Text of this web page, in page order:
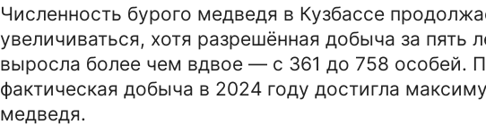
Численность бурого медведя в Кузбассе
увеличиваться, хотя разрешённая добыча за пять
выросла более чем вдвое — с 361 до 758 особей.
фактическая добыча в 2024 году достигла
медведя.